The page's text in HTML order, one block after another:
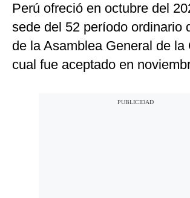
Perú ofreció en octubre del
sede del 52 período ordinario
de la Asamblea General de la
cual fue aceptado en